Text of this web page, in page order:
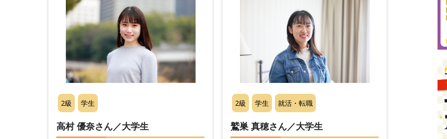
2級 学生
高村 優奈さん／大学生
2級 学生 就活・転職
鷲巣 真穂さん／大学生